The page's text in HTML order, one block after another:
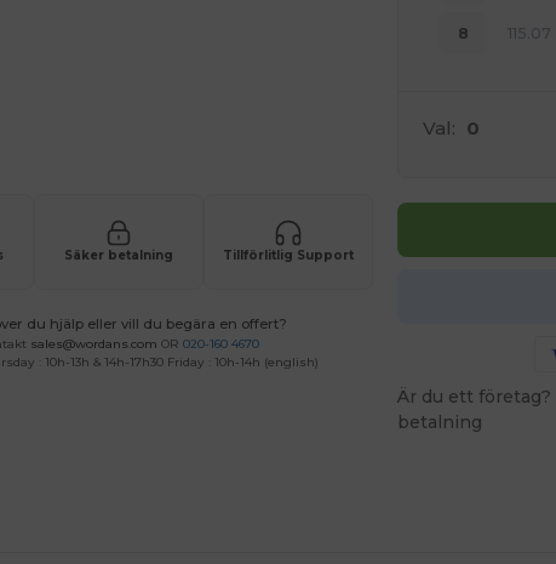
Säker betalning Tillförlitlig Support
du hjälp eller vill du begära en offert?
sales@wordans.com OR 020-160 4670
: 10h-13h & 14h-17h30 Friday : 10h-14h (english)
8 115.07
Val: 0
Är du ett
betalning